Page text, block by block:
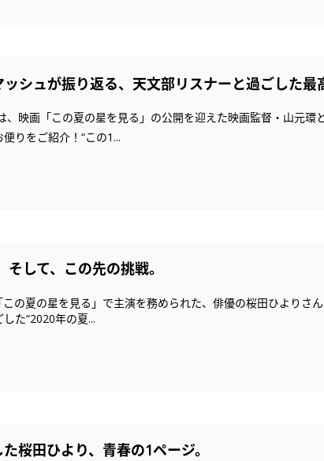
ッシュが振り返る、天文部リスナーと過ごした最
、映画「この夏の星を見る」の公開を迎えた映画監督・山元
りをご紹介！“この1...
して、この先の挑戦。
の夏の星を見る」で主演を務められた、俳優の桜田ひよりさ
た“2020年の夏...
桜田ひより、青春の1ページ。